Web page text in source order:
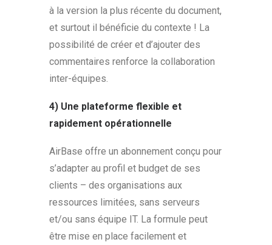
à la version la plus récente du document,
et surtout il bénéficie du contexte ! La
possibilité de créer et d’ajouter des
commentaires renforce la collaboration
inter-équipes.
4) Une plateforme flexible et
rapidement opérationnelle
AirBase offre un abonnement conçu pour
s’adapter au profil et budget de ses
clients – des organisations aux
ressources limitées, sans serveurs
et/ou sans équipe IT. La formule peut
être mise en place facilement et